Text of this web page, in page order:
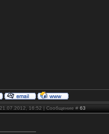
16:52 | Сообщение # 63